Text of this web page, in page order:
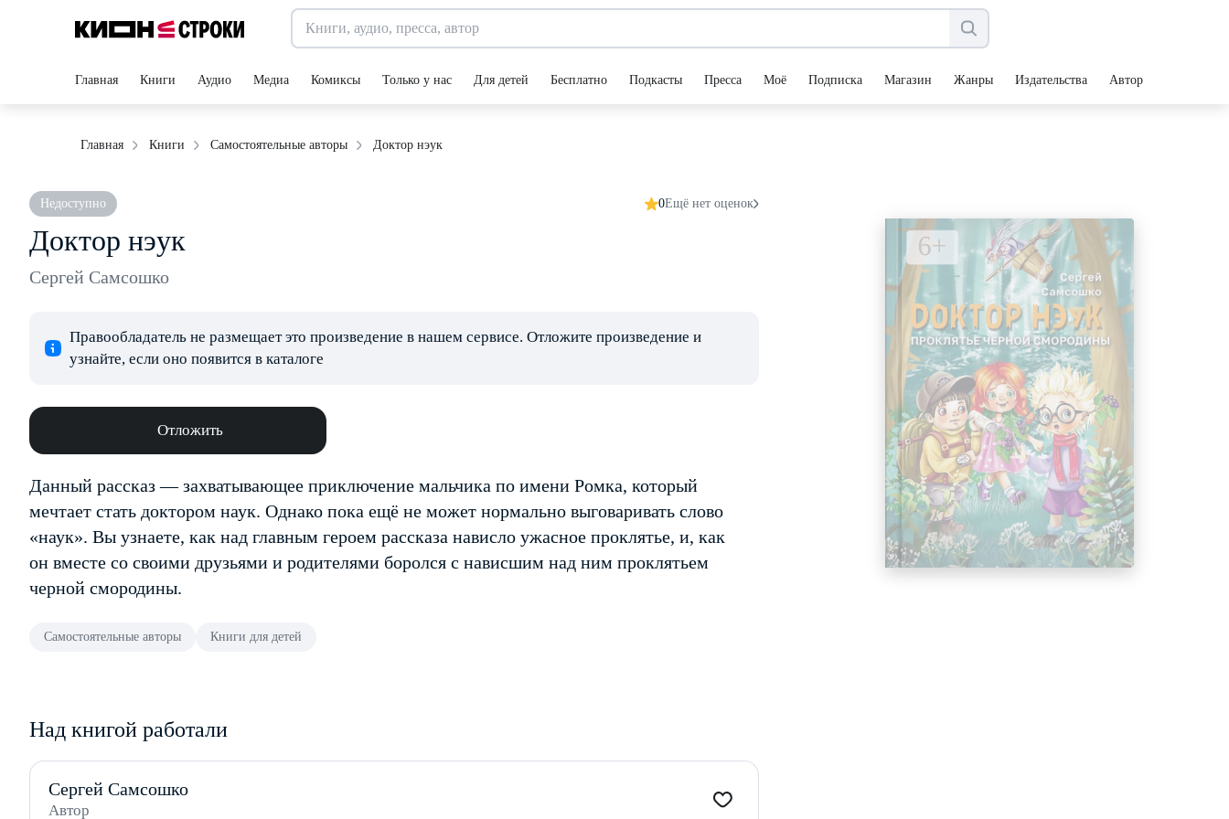
Главная Книги Аудио Медиа Комиксы Только у нас Для детей Бесплатно Подкасты Пресса Моё Подписка Магазин Жанры Издательства Авторы
Главная Книги Самостоятельные авторы Доктор нэук
Недоступно 0Ещё нет оценок
Доктор нэук
Сергей Самсошко
Правообладатель не размещает это произведение в нашем сервисе. Отложите произведение и
узнайте, если оно появится в каталоге
Отложить
Данный рассказ — захватывающее приключение мальчика по имени Ромка, который
мечтает стать доктором наук. Однако пока ещё не может нормально выговаривать слово
«наук». Вы узнаете, как над главным героем рассказа нависло ужасное проклятье, и, как
он вместе со своими друзьями и родителями боролся с нависшим над ним проклятьем
черной смородины.
Самостоятельные авторы Книги для детей
Над книгой работали
Сергей Самсошко
Автор